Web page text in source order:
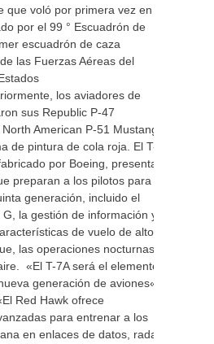
que voló por primera vez en
por el 99 ° Escuadrón de
escuadrón de caza
las Fuerzas Aéreas del
los aviadores de
sus Republic P-47
American P-51 Mustangs
de pintura de cola roja. El T-
por Boeing, presenta
preparan a los pilotos para
generación, incluido el
la gestión de información y
de vuelo de alto
las operaciones nocturnas y
«El T-7A será el elemento
generación de aviones«,
Red Hawk ofrece
para entrenar a los
en enlaces de datos, radar